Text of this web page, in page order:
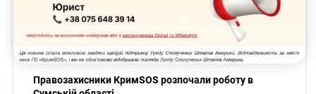
Правозахисники КримSOS розпочали роботу в